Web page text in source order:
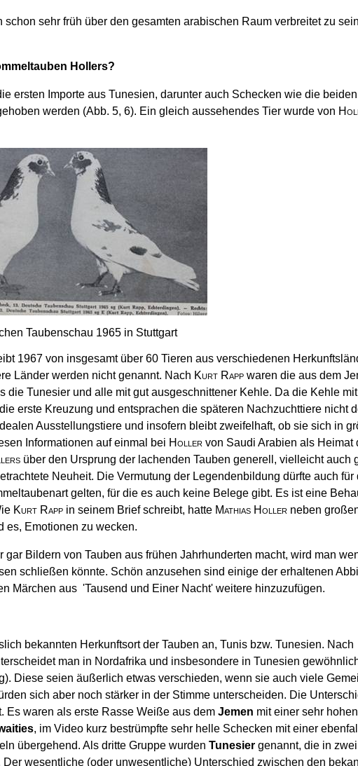
sehr früh über den gesamten arabischen Raum verbreitet zu
Hollers?
ersten Importe aus Tunesien, darunter auch Schecken wie die
werden (Abb. 5, 6). Ein gleich aussehendes Tier wurde von
Taubenschau 1965 in Stuttgart
1967 von insgesamt über 60 Tieren aus verschiedenen
Länder werden nicht genannt. Nach Kurt Rapp waren die aus dem
Tunesier und alle mit gut ausgeschnittener Kehle. Da die Kehle
erste Kreuzung und entsprachen die späteren Nachzuchttiere nicht
Ausstellungstiere und insofern bleibt zweifelhaft, ob sie sich in
Informationen auf einmal bei Holler von Saudi Arabien als Heimat
über den Ursprung der lachenden Tauben generell, vielleicht auch
Neuheit. Die Vermutung der Legendenbildung dürfte auch für
gelten, für die es auch keine Belege gibt. Es ist eine
Kurt Rapp in seinem Brief schreibt, hatte Mathias Holler neben
es, Emotionen zu wecken.
Bildern von Tauben aus frühen Jahrhunderten macht, wird man
schließen könnte. Schön anzusehen sind einige der erhaltenen
Märchen aus 'Tausend und Einer Nacht' weitere hinzuzufügen.
bekannten Herkunftsort der Tauben an, Tunis bzw. Tunesien. Nach
man in Nordafrika und insbesondere in Tunesien
Diese seien äußerlich etwas verschieden, wenn sie auch viele
sich aber noch stärker in der Stimme unterscheiden. Die
waren als erste Rasse Weiße aus dem Jemen mit einer sehr
, im Video kurz bestrümpfte sehr helle Schecken mit einer
übergehend. Als dritte Gruppe wurden Tunesier genannt, die in
wesentliche (oder unwesentliche) Unterschied zwischen den